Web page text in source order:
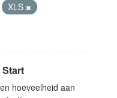
XLS
Start
hoeveelheid aan